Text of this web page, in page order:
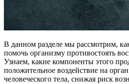
В данном разделе мы рассмотрим,
помочь организму противостоять
Узнаем, какие компоненты этого
положительное воздействие на
человеческого тела, снижая риск